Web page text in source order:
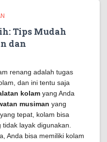
Tips Mudah
dan
renang adalah tugas
dan ini tentu saja
kolam yang Anda
musiman yang
tepat, kolam bisa
layak digunakan.
Anda bisa memiliki kolam